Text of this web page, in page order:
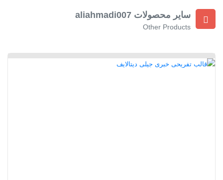
سایر محصولات aliahmadi007
Other Products